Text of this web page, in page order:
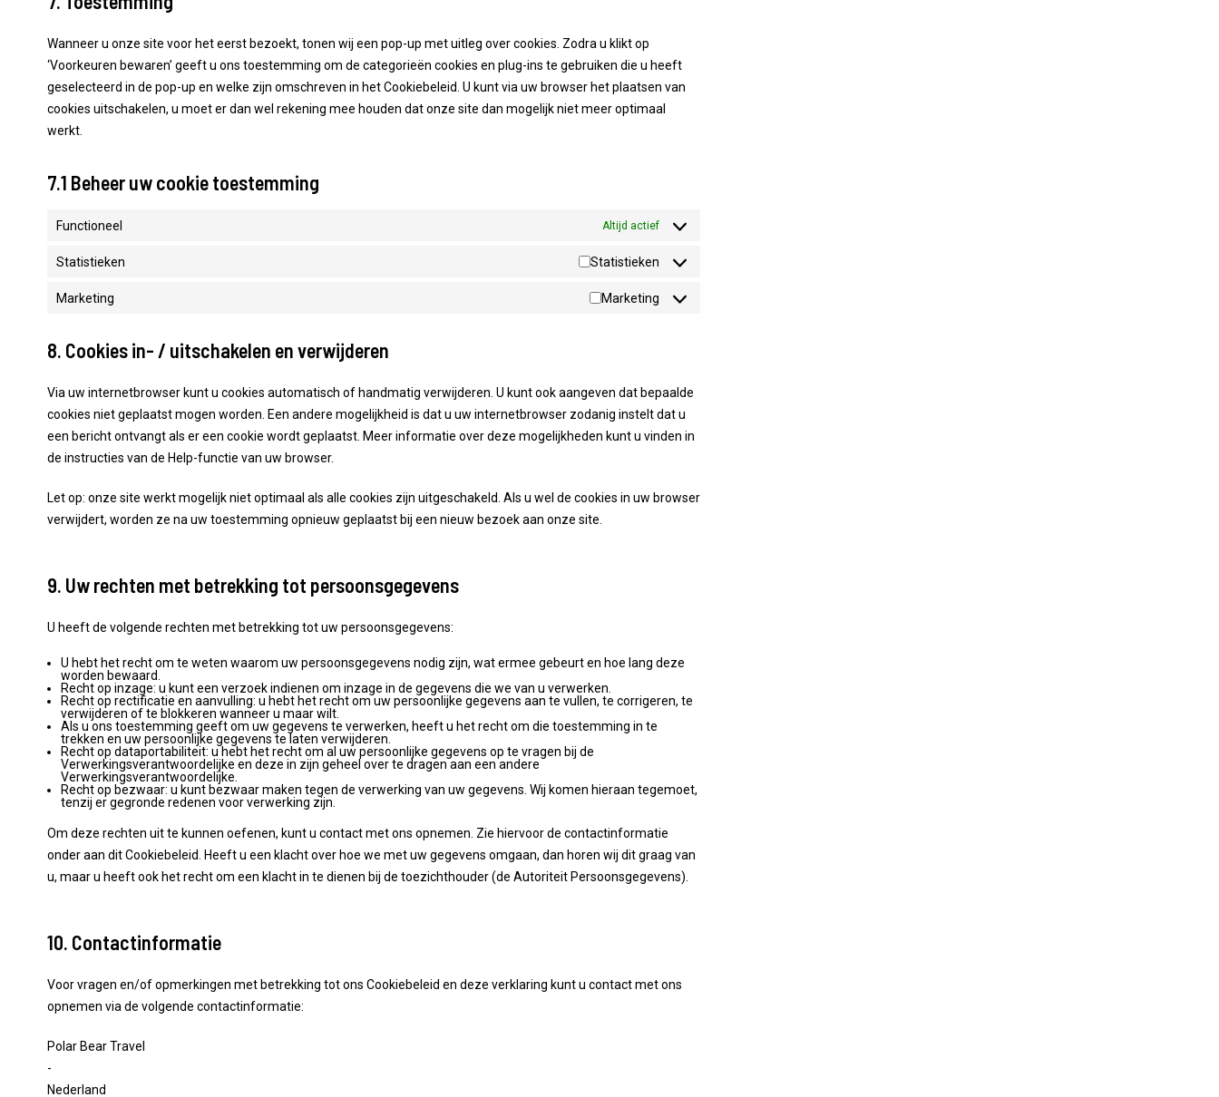
Wanneer u onze site voor het eerst bezoekt, tonen wij een pop-up met uitleg over cookies. Zodra u klikt op
‘Voorkeuren bewaren’ geeft u ons toestemming om de categorieën cookies en plug-ins te gebruiken die u heeft
geselecteerd in de pop-up en welke zijn omschreven in het Cookiebeleid. U kunt via uw browser het plaatsen van
cookies uitschakelen, u moet er dan wel rekening mee houden dat onze site dan mogelijk niet meer optimaal
werkt.
7.1 Beheer uw cookie toestemming
Functioneel Altijd actief
Statistieken Statistieken
Marketing Marketing
8. Cookies in- / uitschakelen en verwijderen
Via uw internetbrowser kunt u cookies automatisch of handmatig verwijderen. U kunt ook aangeven dat bepaalde
cookies niet geplaatst mogen worden. Een andere mogelijkheid is dat u uw internetbrowser zodanig instelt dat u
een bericht ontvangt als er een cookie wordt geplaatst. Meer informatie over deze mogelijkheden kunt u vinden in
de instructies van de Help-functie van uw browser.
Let op: onze site werkt mogelijk niet optimaal als alle cookies zijn uitgeschakeld. Als u wel de cookies in uw browser
verwijdert, worden ze na uw toestemming opnieuw geplaatst bij een nieuw bezoek aan onze site.
9. Uw rechten met betrekking tot persoonsgegevens
U heeft de volgende rechten met betrekking tot uw persoonsgegevens:
U hebt het recht om te weten waarom uw persoonsgegevens nodig zijn, wat ermee gebeurt en hoe lang deze
worden bewaard.
Recht op inzage: u kunt een verzoek indienen om inzage in de gegevens die we van u verwerken.
Recht op rectificatie en aanvulling: u hebt het recht om uw persoonlijke gegevens aan te vullen, te corrigeren, te
verwijderen of te blokkeren wanneer u maar wilt.
Als u ons toestemming geeft om uw gegevens te verwerken, heeft u het recht om die toestemming in te
trekken en uw persoonlijke gegevens te laten verwijderen.
Recht op dataportabiliteit: u hebt het recht om al uw persoonlijke gegevens op te vragen bij de
Verwerkingsverantwoordelijke en deze in zijn geheel over te dragen aan een andere
Verwerkingsverantwoordelijke.
Recht op bezwaar: u kunt bezwaar maken tegen de verwerking van uw gegevens. Wij komen hieraan tegemoet,
tenzij er gegronde redenen voor verwerking zijn.
Om deze rechten uit te kunnen oefenen, kunt u contact met ons opnemen. Zie hiervoor de contactinformatie
onder aan dit Cookiebeleid. Heeft u een klacht over hoe we met uw gegevens omgaan, dan horen wij dit graag van
u, maar u heeft ook het recht om een klacht in te dienen bij de toezichthouder (de Autoriteit Persoonsgegevens).
10. Contactinformatie
Voor vragen en/of opmerkingen met betrekking tot ons Cookiebeleid en deze verklaring kunt u contact met ons
opnemen via de volgende contactinformatie:
Polar Bear Travel
-
Nederland